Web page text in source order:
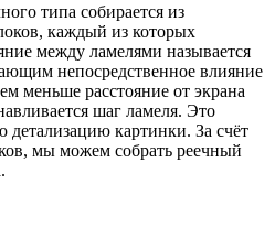
типа собирается из
каждый из которых
между ламелями называется
непосредственное влияние
меньше расстояние от экрана
шаг ламеля. Это
детализацию картинки. За счёт
мы можем собрать реечный